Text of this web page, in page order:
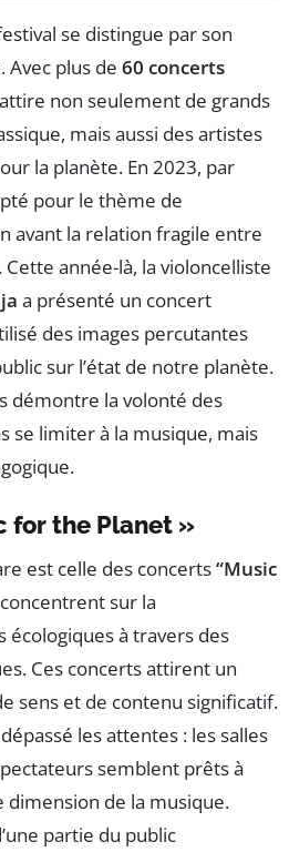
se distingue par son
Avec plus de 60 concerts
non seulement de grands
mais aussi des artistes
la planète. En 2023, par
pour le thème de
avant la relation fragile entre
année-là, la violoncelliste
a présenté un concert
des images percutantes
sur l’état de notre planète.
démontre la volonté des
se limiter à la musique, mais
for the Planet »
est celle des concerts“Music
sur la
écologiques à travers des
Ces concerts attirent un
sens et de contenu significatif.
les attentes : les salles
semblent prêts à
de la musique.
partie du public